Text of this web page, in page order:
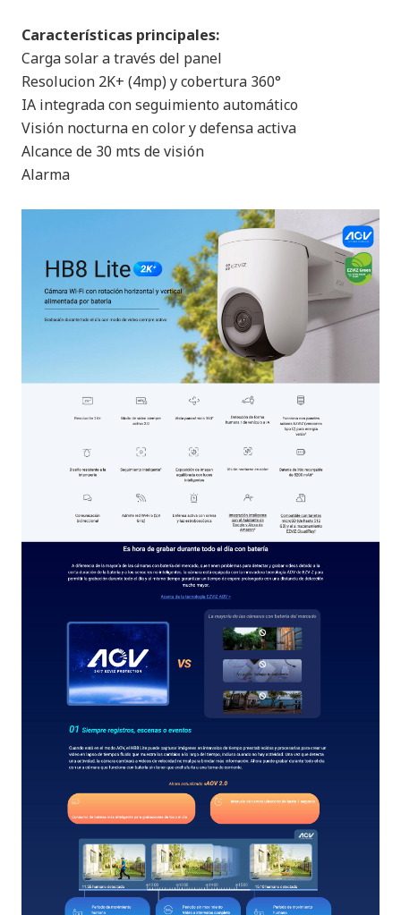
Características principales:
Carga solar a través del panel
Resolucion 2K+ (4mp) y cobertura 360°
IA integrada con seguimiento automático
Visión nocturna en color y defensa activa
Alcance de 30 mts de visión
Alarma